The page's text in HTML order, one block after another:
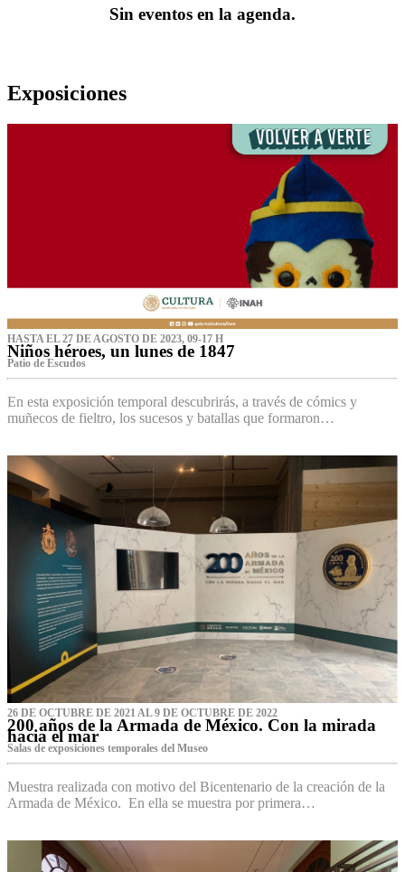
Sin eventos en la agenda.
Exposiciones
HASTA EL 27 DE AGOSTO DE 2023, 09-17 H
Niños héroes, un lunes de 1847
Patio de Escudos
En esta exposición temporal descubrirás, a través de cómics y
muñecos de fieltro, los sucesos y batallas que formaron…
26 DE OCTUBRE DE 2021 AL 9 DE OCTUBRE DE 2022
200 años de la Armada de México. Con la mirada
hacia el mar
Salas de exposiciones temporales del Museo‌
Muestra realizada con motivo del Bicentenario de la creación de la
Armada de México. En ella se muestra por primera…